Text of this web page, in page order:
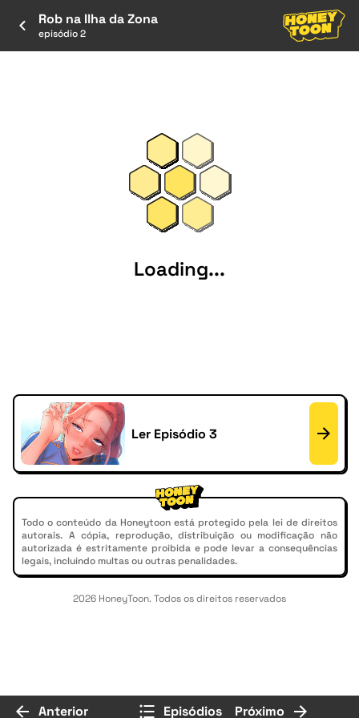
Rob na Ilha da Zona
episódio 2
Loading...
Ler Episódio 3
Todo o conteúdo da Honeytoon está protegido pela lei de direitos
autorais. A cópia, reprodução, distribuição ou modificação não
autorizada é estritamente proibida e pode levar a consequências
legais, incluindo multas ou outras penalidades.
2026 HoneyToon. Todos os direitos reservados
Anterior Episódios Próximo